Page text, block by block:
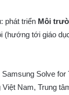
phát triển Môi
(hướng tới giáo
Solve
Nam, Trung